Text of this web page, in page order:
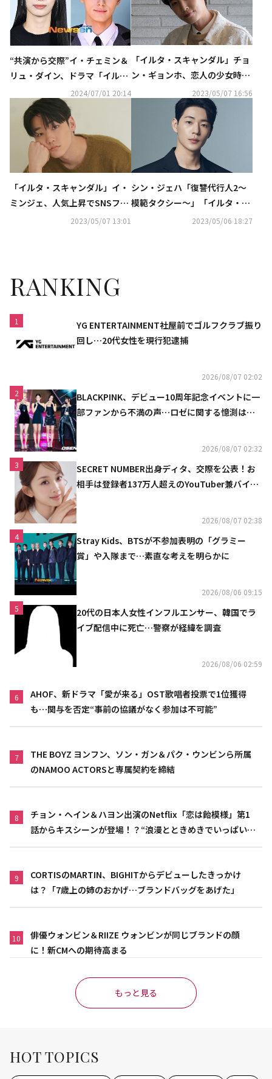
“共演から交際”イ・チェミン＆
リュ・ダイン、ドラマ「イル
タ・スキャンダル」のメンバー
とカフェデート
2024/07/01 20:14
「イルタ・スキャンダル」チョ
ン・ギョンホ、恋人の少女時代
スヨンに言及“体重維持の秘訣
を聞かれたことがある”
2023/05/07 16:56
「イルタ・スキャンダル」イ・
ミンジェ、人気上昇でSNSフォ
ロワー数が10倍に“ジムで声を
2023/05/07 13:01
シン・ジェハ「復讐代行人2～
模範タクシー～」「イルタ・ス
キャンダル」で大活躍“10年後
2023/05/06 18:27
RANKING
1
YG ENTERTAINMENT社屋前でゴルフクラブ振り
回し…20代女性を現行犯逮捕
2026/08/07 02:02
2
BLACKPINK、デビュー10周年記念イベントに一
部ファンから不満の声…ロゼに関する憶測は否
2026/08/07 02:32
3
SECRET NUMBER出身ディタ、交際を公表！お
相手は登録者137万人超えのYouTuber兼バイオ
2026/08/07 02:38
4
Stray Kids、BTSが不参加表明の「グラミー
賞」や入隊まで…素直な考えを明らかに
2026/08/06 09:15
5
20代の日本人女性インフルエンサー、韓国でラ
イブ配信中に死亡…警察が経緯を調査
2026/08/06 02:59
6
AHOF、新ドラマ「愛が来る」OST歌唱者投票で1位獲得
も…関与を否定“事前の協議がなく参加は不可能”
7
THE BOYZ ヨンフン、ソン・ガン＆パク・ウンビンら所属
のNAMOO ACTORSと専属契約を締結
8
チョン・ヘイン＆ハヨン出演のNetflix「恋は飴模様」第1
話からキスシーンが登場！？“浪漫とときめきでいっぱいの
9
CORTISのMARTIN、BIGHITからデビューしたきっかけ
は？「7歳上の姉のおかげ…ブランドバッグをあげた」
10
俳優ウォンビン＆RIIZE ウォンビンが同じブランドの顔
に！新CMへの期待高まる
もっと見る
HOT TOPICS